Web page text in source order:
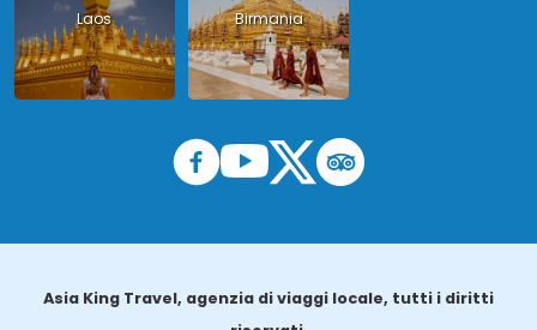
Laos Birmania
Asia King Travel, agenzia di viaggi locale, tutti i diritti